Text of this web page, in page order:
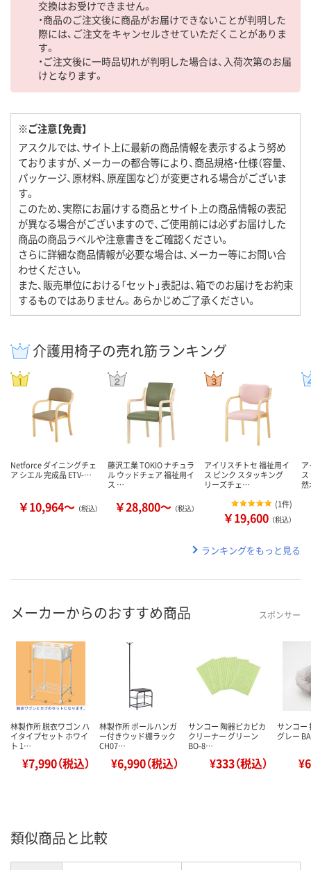
交換はお受けできません。
・商品のご注文後に商品がお届けできないことが判明した
際には、ご注文をキャンセルさせていただくことがありま
す。
・ご注文後に一時品切れが判明した場合は、入荷次第のお届
けとなります。
※ご注意【免責】
アスクルでは、サイト上に最新の商品情報を表示するよう努め
ておりますが、メーカーの都合等により、商品規格・仕様（容量、
パッケージ、原材料、原産国など）が変更される場合がございま
す。
このため、実際にお届けする商品とサイト上の商品情報の表記
が異なる場合がございますので、ご使用前には必ずお届けした
商品の商品ラベルや注意書きをご確認ください。
さらに詳細な商品情報が必要な場合は、メーカー等にお問い合
わせください。
また、販売単位における「セット」表記は、箱でのお届けをお約束
するものではありません。あらかじめご了承ください。
介護用椅子の売れ筋ランキング
Netforce ダイニングチェ
ア シエル 完成品 ETV-…
￥10,964～ （税込）
藤沢工業 TOKIO ナチュラ
ル ウッドチェア 福祉用イ
ス …
￥28,800～ （税込）
アイリスチトセ 福祉用イ
ス ピンク スタッキング
リーズチェ…
(1件)
￥19,600 （税込）
ランキングをもっと見る
メーカーからのおすすめ商品 スポンサー
林製作所 脱衣ワゴン ハ
イタイプセット ホワイ
ト 1…
¥7,990（税込）
林製作所 ポールハンガ
ー付きウッド棚ラック
CH07…
¥6,990（税込）
サンコー 陶器ピカピカ
クリーナー グリーン
BO-8…
¥333（税込）
サンコー
グレー
類似商品と比較